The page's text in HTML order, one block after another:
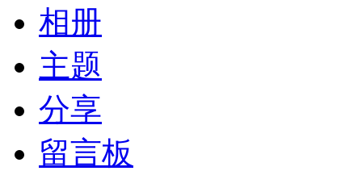
相册
主题
分享
留言板